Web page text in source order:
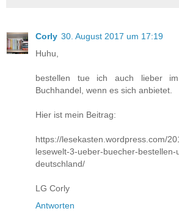
Corly 30. August 2017 um 17:19
Huhu,
bestellen tue ich auch lieber
Buchhandel, wenn es sich anbietet.
Hier ist mein Beitrag:
https://lesekasten.wordpress.com/
lesewelt-3-ueber-buecher-bestellen-
deutschland/
LG Corly
Antworten